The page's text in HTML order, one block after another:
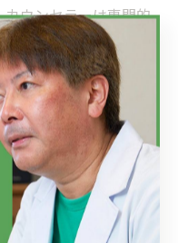
ウンセラーは専門的
者の気持ちや考えを
定されない場所」が
みや不安も安心して
なった」「安心して
者のサポートが心理
特に、一人で抱え込